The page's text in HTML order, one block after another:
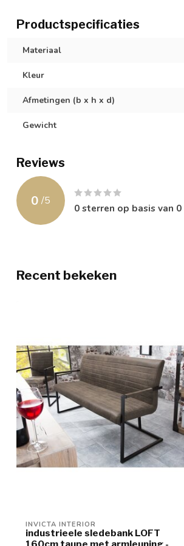
Productspecificaties
Materiaal
Kleur
Afmetingen (b x h x d)
Gewicht
Reviews
0 /5
0sterren op basis van 0
Recent bekeken
INVICTA INTERIOR
industrieele sledebank LOFT